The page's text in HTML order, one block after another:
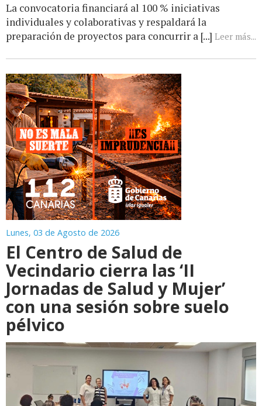
La convocatoria financiará al 100 % iniciativas
individuales y colaborativas y respaldará la
preparación de proyectos para concurrir a [...] Leer más...
Lunes, 03 de Agosto de 2026
El Centro de Salud de
Vecindario cierra las ‘II
Jornadas de Salud y Mujer’
con una sesión sobre suelo
pélvico